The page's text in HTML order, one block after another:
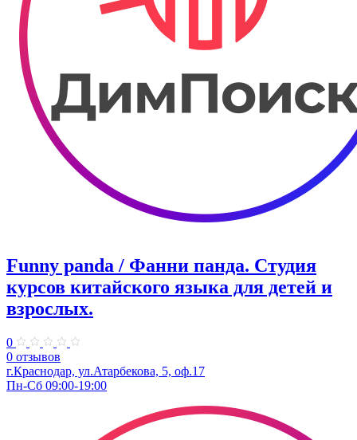
Funny panda / Фанни панда. ​Студия
курсов китайского языка для детей и
взрослых.
0
0 отзывов
г.Краснодар, ул.​Атарбекова, 5, оф.​17
Пн-Сб 09:00-19:00